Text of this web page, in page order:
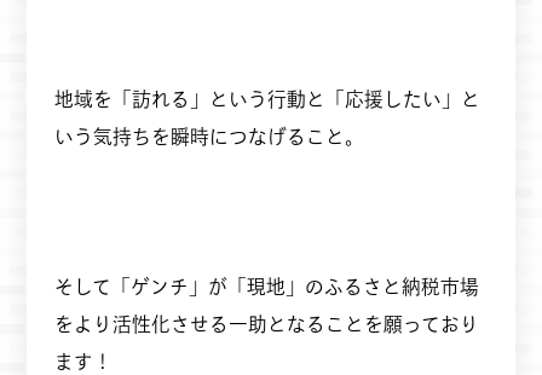
地域を「訪れる」という行動と「応援したい」と
いう気持ちを瞬時につなげること。
そして「ゲンチ」が「現地」のふるさと納税市場
をより活性化させる一助となることを願っており
ます！